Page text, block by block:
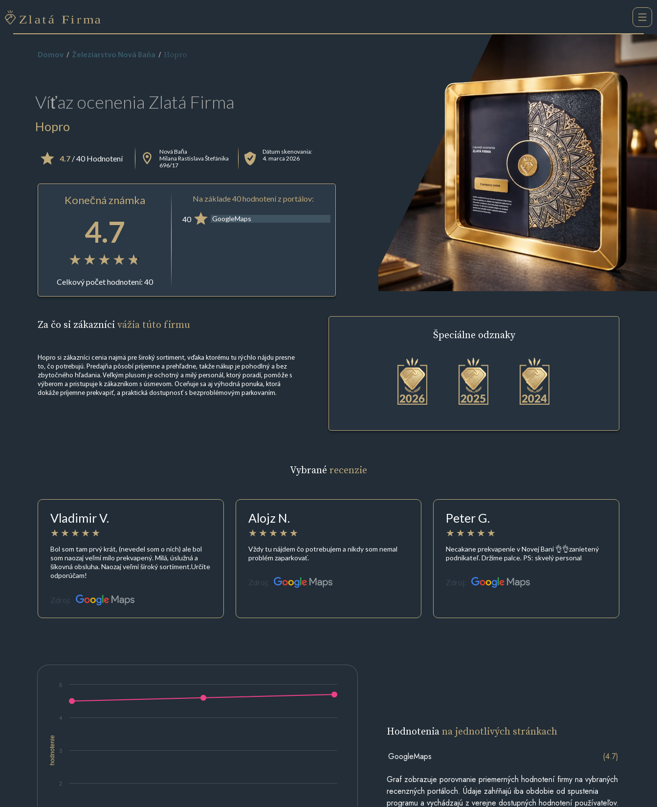
Domov Železiarstvo Nová Baňa Hopro
Víťaz ocenenia Zlatá Firma
Hopro
4.7/ 40 Hodnotení
Nová Baňa
Milana Rastislava Štefánika
696/17
Dátum skenovania:
4. marca 2026
Konečná známka
4.7
Celkový počet hodnotení: 40
Na základe 40 hodnotení z portálov:
40 GoogleMaps
Za čo si zákaznícivážia túto firmu
Hopro si zákazníci cenia najmä pre široký sortiment, vďaka ktorému tu rýchlo nájdu presne
to, čo potrebujú. Predajňa pôsobí príjemne a prehľadne, takže nákup je pohodlný a bez
zbytočného hľadania. Veľkým plusom je ochotný a milý personál, ktorý poradí, pomôže s
výberom a pristupuje k zákazníkom s úsmevom. Oceňuje sa aj výhodná ponuka, ktorá
dokáže príjemne prekvapiť, a praktická dostupnosť s bezproblémovým parkovaním.
Špeciálne odznaky
Vybrané recenzie
Vladimir V.
Bol som tam prvý krát, (nevedel som o nich) ale bol
som naozaj veľmi milo prekvapený. Milá, úslužná a
šikovná obsluha. Naozaj veľmi široký sortiment.Určite
odporúčam!
Zdroj:
Alojz N.
Vždy tu nájdem čo potrebujem a nikdy som nemal
problém zaparkovať.
Zdroj:
Peter G.
Necakane prekvapenie v Novej Bani 👌👌zanietený
podnikateľ. Držíme palce. PS: skvelý personal
Zdroj:
hodnotenie
2
3
4
5
Hodnoteniana jednotlivých stránkach
GoogleMaps (4.7)
Graf zobrazuje porovnanie priemerných hodnotení firmy na vybraných
recenzných portáloch. Údaje zahŕňajú iba obdobie od spustenia
programu a vychádzajú z verejne dostupných hodnotení používateľov.